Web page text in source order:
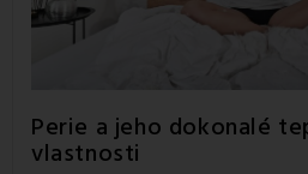
Perie a jeho dokonalé
vlastnosti